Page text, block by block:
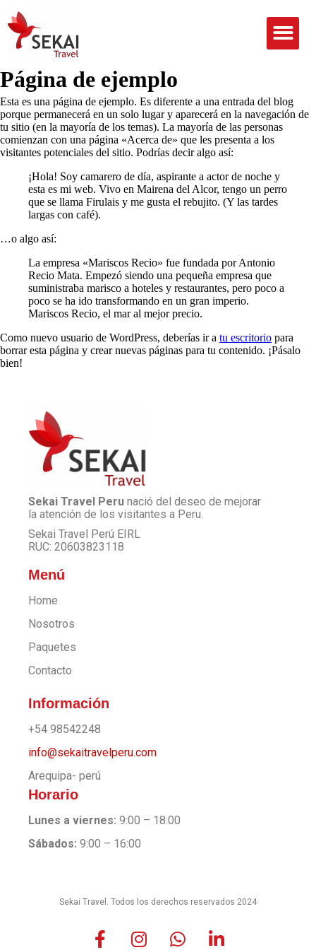
Página de ejemplo
Esta es una página de ejemplo. Es diferente a una entrada del blog
porque permanecerá en un solo lugar y aparecerá en la navegación de
tu sitio (en la mayoría de los temas). La mayoría de las personas
comienzan con una página «Acerca de» que les presenta a los
visitantes potenciales del sitio. Podrías decir algo así:
¡Hola! Soy camarero de día, aspirante a actor de noche y
esta es mi web. Vivo en Mairena del Alcor, tengo un perro
que se llama Firulais y me gusta el rebujito. (Y las tardes
largas con café).
…o algo así:
La empresa «Mariscos Recio» fue fundada por Antonio
Recio Mata. Empezó siendo una pequeña empresa que
suministraba marisco a hoteles y restaurantes, pero poco a
poco se ha ido transformando en un gran imperio.
Mariscos Recio, el mar al mejor precio.
Como nuevo usuario de WordPress, deberías ir a tu escritorio para
borrar esta página y crear nuevas páginas para tu contenido. ¡Pásalo
bien!
Sekai Travel Peru nació del deseo de mejorar
la atención de los visitantes a Peru.
Sekai Travel Perú EIRL
RUC: 20603823118
Menú
Home
Nosotros
Paquetes
Contacto
Información
+54 98542248
info@sekaitravelperu.com
Arequipa- perú
Horario
Lunes a viernes: 9:00 – 18:00
Sábados: 9:00 – 16:00
Sekai Travel. Todos los derechos reservados 2024